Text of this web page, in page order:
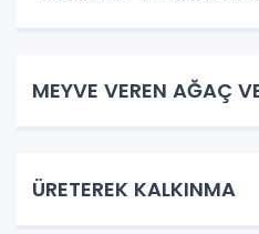
MEYVE VEREN AĞAÇ
ÜRETEREK KALKINMA